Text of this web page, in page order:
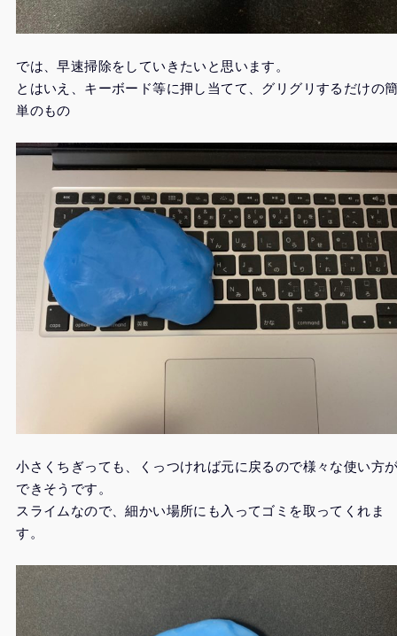
では、早速掃除をしていきたいと思います。
とはいえ、キーボード等に押し当てて、グリグリするだけの
単のもの
小さくちぎっても、くっつければ元に戻るので様々な使い方
できそうです。
スライムなので、細かい場所にも入ってゴミを取ってくれま
す。